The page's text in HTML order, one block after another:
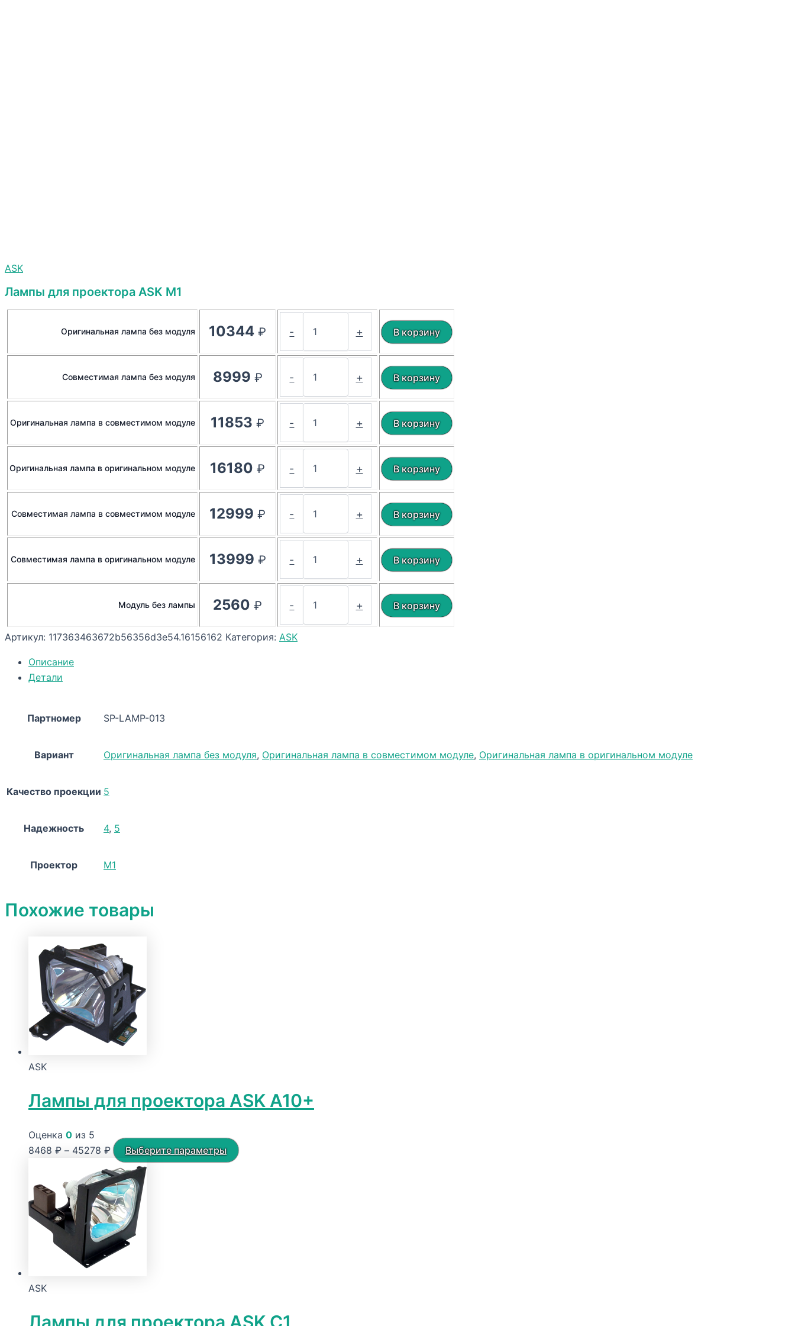
ASK
Лампы для проектора ASK M1
Оригинальная лампа без модуля 10344 ₽ - +
Совместимая лампа без модуля 8999 ₽ - +
Оригинальная лампа в совместимом модуле 11853 ₽ - +
Оригинальная лампа в оригинальном модуле 16180 ₽ - +
Совместимая лампа в совместимом модуле 12999 ₽ - +
Совместимая лампа в оригинальном модуле 13999 ₽ - +
Модуль без лампы 2560 ₽ - +
Артикул: 117363463672b56356d3e54.16156162 Категория: ASK
Описание
Детали
Партномер SP-LAMP-013
Вариант Оригинальная лампа без модуля, Оригинальная лампа в совместимом модуле, Оригинальная лампа в оригинальном модуле
Качество проекции 5
Надежность 4, 5
Проектор M1
Похожие товары
ASK
Лампы для проектора ASK A10+
Оценка 0 из 5
8468 ₽ – 45278 ₽Диапазон
цен:
8468 ₽
–
45278 ₽
Выберите параметры
Этот
ASK